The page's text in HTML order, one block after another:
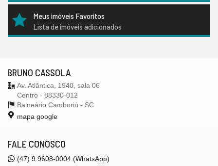
Meus imóveis Favoritos
Lista de imóveis adicionados
BRUNO CASSOLA
Av. Atlântica, 1940, sala 06
Centro - 88330-012
Balneário Camboriú - SC
mapa google
FALE CONOSCO
(47) 9.9608-0004 (WhatsApp)